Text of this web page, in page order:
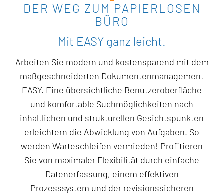
DER WEG ZUM PAPIERLOSEN
BÜRO
Mit EASY ganz leicht.
Arbeiten Sie modern und kostensparend mit dem
maßgeschneiderten Dokumentenmanagement
EASY. Eine übersichtliche Benutzeroberfläche
und komfortable Suchmöglichkeiten nach
inhaltlichen und strukturellen Gesichtspunkten
erleichtern die Abwicklung von Aufgaben. So
werden Warteschleifen vermieden! Profitieren
Sie von maximaler Flexibilität durch einfache
Datenerfassung, einem effektiven
Prozesssystem und der revisionssicheren